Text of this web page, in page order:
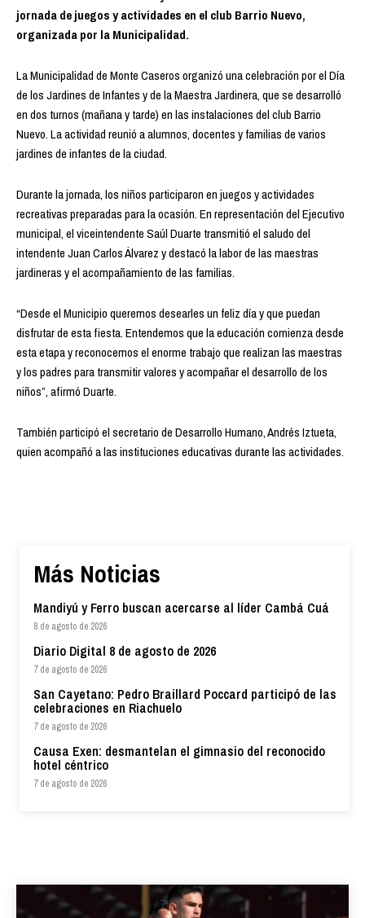
jornada de juegos y actividades en el club Barrio Nuevo,
organizada por la Municipalidad.
La Municipalidad de Monte Caseros organizó una celebración por el Día
de los Jardines de Infantes y de la Maestra Jardinera, que se desarrolló
en dos turnos (mañana y tarde) en las instalaciones del club Barrio
Nuevo. La actividad reunió a alumnos, docentes y familias de varios
jardines de infantes de la ciudad.
Durante la jornada, los niños participaron en juegos y actividades
recreativas preparadas para la ocasión. En representación del Ejecutivo
municipal, el viceintendente Saúl Duarte transmitió el saludo del
intendente Juan Carlos Álvarez y destacó la labor de las maestras
jardineras y el acompañamiento de las familias.
“Desde el Municipio queremos desearles un feliz día y que puedan
disfrutar de esta fiesta. Entendemos que la educación comienza desde
esta etapa y reconocemos el enorme trabajo que realizan las maestras
y los padres para transmitir valores y acompañar el desarrollo de los
niños”, afirmó Duarte.
También participó el secretario de Desarrollo Humano, Andrés Iztueta,
quien acompañó a las instituciones educativas durante las actividades.
Más Noticias
Mandiyú y Ferro buscan acercarse al líder Cambá Cuá
8 de agosto de 2026
Diario Digital 8 de agosto de 2026
7 de agosto de 2026
San Cayetano: Pedro Braillard Poccard participó de las
celebraciones en Riachuelo
7 de agosto de 2026
Causa Exen: desmantelan el gimnasio del reconocido
hotel céntrico
7 de agosto de 2026